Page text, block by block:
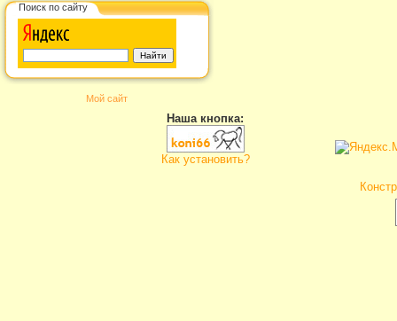
Поиск по сайту
Мой сайт
Наша кнопка:
Как установить?